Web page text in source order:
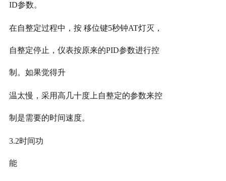
ID参数。
在自整定过程中，按移位键5秒钟AT灯灭，
自整定停止，仪表按原来的PID参数进行控
制。如果觉得升
温太慢，采用高几十度上自整定的参数来控
制是需要的时间速度。
3.2时间功
能